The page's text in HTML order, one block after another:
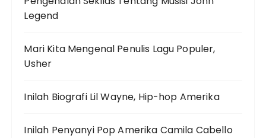
Legend
Mari Kita Mengenal Penulis Lagu Populer,
Usher
Inilah Biografi Lil Wayne, Hip-hop Amerika
Inilah Penyanyi Pop Amerika Camila Cabello